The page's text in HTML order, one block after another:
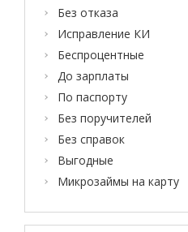
Без отказа
Исправление КИ
Беспроцентные
До зарплаты
По паспорту
Без поручителей
Без справок
Выгодные
Микрозаймы на карту